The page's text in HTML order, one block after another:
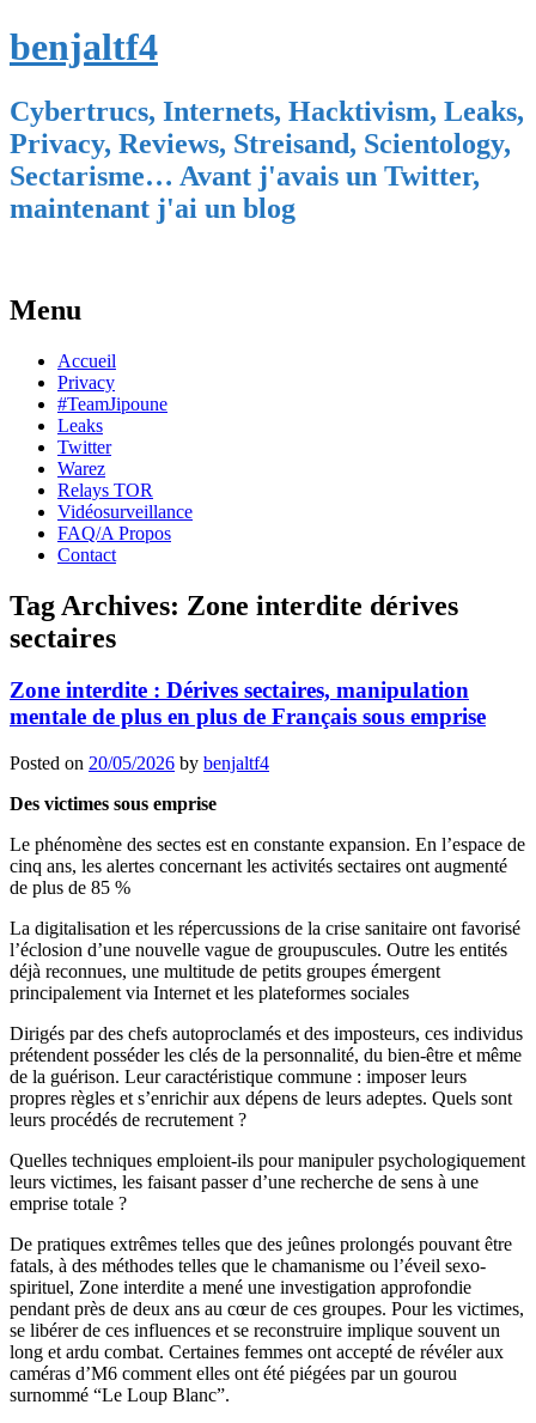
benjaltf4
Cybertrucs, Internets, Hacktivism, Leaks,
Privacy, Reviews, Streisand, Scientology,
Sectarisme… Avant j'avais un Twitter,
maintenant j'ai un blog
Menu
Skip
content
Accueil
Privacy
#TeamJipoune
Leaks
Twitter
Warez
Relays TOR
Vidéosurveillance
FAQ/A Propos
Contact
Tag Archives: Zone interdite dérives
sectaires
Zone interdite : Dérives sectaires, manipulation
mentale de plus en plus de Français sous emprise
Posted on 20/05/2026 by benjaltf4
Des victimes sous emprise
Le phénomène des sectes est en constante expansion. En l’espace de
cinq ans, les alertes concernant les activités sectaires ont augmenté
de plus de 85 %
La digitalisation et les répercussions de la crise sanitaire ont favorisé
l’éclosion d’une nouvelle vague de groupuscules. Outre les entités
déjà reconnues, une multitude de petits groupes émergent
principalement via Internet et les plateformes sociales
Dirigés par des chefs autoproclamés et des imposteurs, ces individus
prétendent posséder les clés de la personnalité, du bien-être et même
de la guérison. Leur caractéristique commune : imposer leurs
propres règles et s’enrichir aux dépens de leurs adeptes. Quels sont
leurs procédés de recrutement ?
Quelles techniques emploient-ils pour manipuler psychologiquement
leurs victimes, les faisant passer d’une recherche de sens à une
emprise totale ?
De pratiques extrêmes telles que des jeûnes prolongés pouvant être
fatals, à des méthodes telles que le chamanisme ou l’éveil sexo-
spirituel, Zone interdite a mené une investigation approfondie
pendant près de deux ans au cœur de ces groupes. Pour les victimes,
se libérer de ces influences et se reconstruire implique souvent un
long et ardu combat. Certaines femmes ont accepté de révéler aux
caméras d’M6 comment elles ont été piégées par un gourou
surnommé “Le Loup Blanc”.